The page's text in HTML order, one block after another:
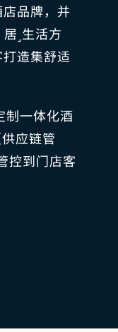
品牌，并
˼生活方
造集舒适
一体化酒
应链管
控到门店客